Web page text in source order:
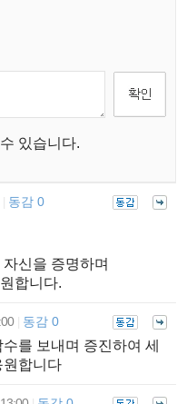
있습니다.
동감 0
신을 증명하며
합니다.
동감 0
를 보내며 증진하여 세
원합니다